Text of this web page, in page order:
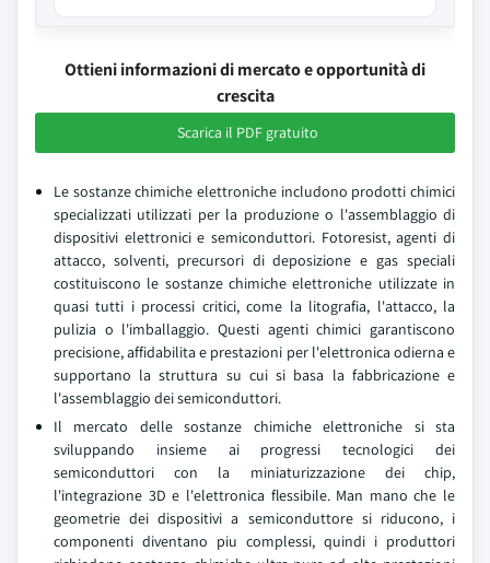
Ottieni informazioni di mercato e opportunità di
crescita
Scarica il PDF gratuito
Le sostanze chimiche elettroniche includono prodotti chimici
specializzati utilizzati per la produzione o l'assemblaggio di
dispositivi elettronici e semiconduttori. Fotoresist, agenti di
attacco, solventi, precursori di deposizione e gas speciali
costituiscono le sostanze chimiche elettroniche utilizzate in
quasi tutti i processi critici, come la litografia, l'attacco, la
pulizia o l'imballaggio. Questi agenti chimici garantiscono
precisione, affidabilita e prestazioni per l'elettronica odierna e
supportano la struttura su cui si basa la fabbricazione e
l'assemblaggio dei semiconduttori.
Il mercato delle sostanze chimiche elettroniche si sta
sviluppando insieme ai progressi tecnologici dei
semiconduttori con la miniaturizzazione dei chip,
l'integrazione 3D e l'elettronica flessibile. Man mano che le
geometrie dei dispositivi a semiconduttore si riducono, i
componenti diventano piu complessi, quindi i produttori